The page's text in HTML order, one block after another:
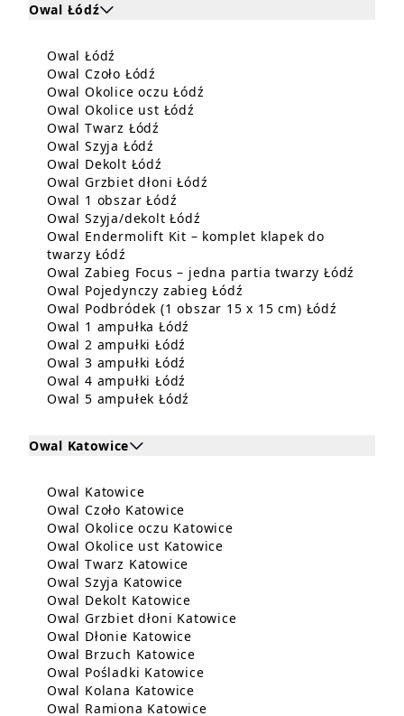
Owal Łódź
Kliknij, aby rozwinąć i zobaczyć zabiegi dla Owal
Zabiegi dla Owal Łódź
Owal Łódź
Owal Czoło Łódź
Owal Okolice oczu Łódź
Owal Okolice ust Łódź
Owal Twarz Łódź
Owal Szyja Łódź
Owal Dekolt Łódź
Owal Grzbiet dłoni Łódź
Owal 1 obszar Łódź
Owal Szyja/dekolt Łódź
Owal Endermolift Kit – komplet klapek do
twarzy Łódź
Owal Zabieg Focus – jedna partia twarzy Łódź
Owal Pojedynczy zabieg Łódź
Owal Podbródek (1 obszar 15 x 15 cm) Łódź
Owal 1 ampułka Łódź
Owal 2 ampułki Łódź
Owal 3 ampułki Łódź
Owal 4 ampułki Łódź
Owal 5 ampułek Łódź
Owal Katowice
Kliknij, aby rozwinąć i zobaczyć zabiegi dla Owal
Zabiegi dla Owal Katowice
Owal KatowiceDowiedz się więcej o Owal Katowice
Owal Czoło Katowice
Owal Okolice oczu KatowiceDowiedz się więcej o
Owal Okolice ust Katowice
Owal Twarz Katowice
Owal Szyja Katowice
Owal Dekolt Katowice
Owal Grzbiet dłoni KatowiceDowiedz się więcej o
Owal Dłonie Katowice
Owal Brzuch Katowice
Owal Pośladki KatowiceDowiedz się więcej o Owal
Owal Kolana Katowice
Owal Ramiona KatowiceDowiedz się więcej o Owal